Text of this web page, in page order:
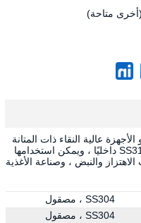
الحرجة أو الأجهزة عالية النقاء ذات المتانة
الطويلة ، وتحتوي على مبيت SS304 و SS316 داخليًا ، ويمكن استخدامها
والنبض ، وصناعة الأغذية
SS304 ، مصقول
SS304 ، مصقول